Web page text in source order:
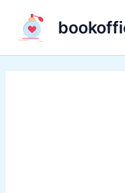
содержимому